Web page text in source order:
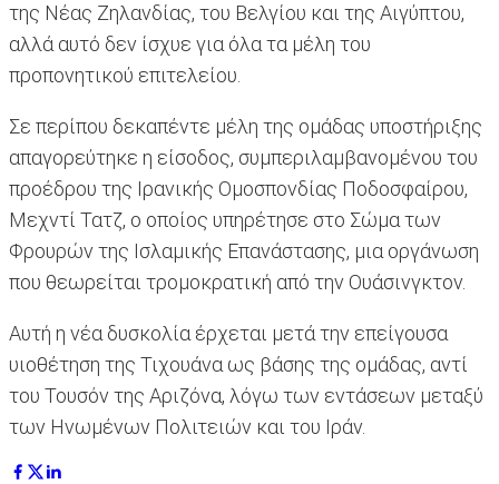
της Νέας Ζηλανδίας, του Βελγίου και της Αιγύπτου,
αλλά αυτό δεν ίσχυε για όλα τα μέλη του
προπονητικού επιτελείου.
Σε περίπου δεκαπέντε μέλη της ομάδας υποστήριξης
απαγορεύτηκε η είσοδος, συμπεριλαμβανομένου του
προέδρου της Ιρανικής Ομοσπονδίας Ποδοσφαίρου,
Μεχντί Τατζ, ο οποίος υπηρέτησε στο Σώμα των
Φρουρών της Ισλαμικής Επανάστασης, μια οργάνωση
που θεωρείται τρομοκρατική από την Ουάσινγκτον.
Αυτή η νέα δυσκολία έρχεται μετά την επείγουσα
υιοθέτηση της Τιχουάνα ως βάσης της ομάδας, αντί
του Τουσόν της Αριζόνα, λόγω των εντάσεων μεταξύ
των Ηνωμένων Πολιτειών και του Ιράν.